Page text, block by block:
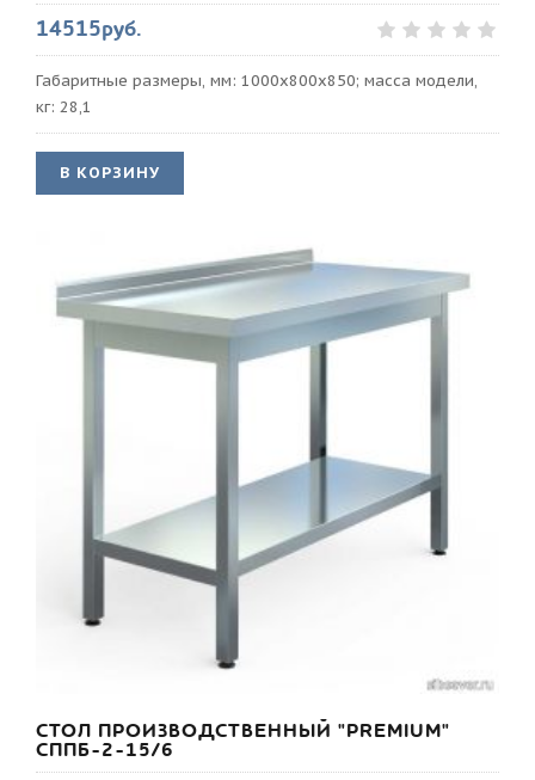
14515руб.
Габаритные размеры, мм: 1000х800х850; масса модели,
кг: 28,1
В КОРЗИНУ
СТОЛ ПРОИЗВОДСТВЕННЫЙ "PREMIUM"
СППБ-2-15/6